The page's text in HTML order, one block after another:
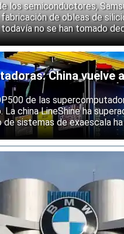
los semiconductores,
de obleas de
no se han tomado
los fabricantes coreanos
de las
China vuelve
de las
china LineShine ha
sistemas de exaescala
regiones